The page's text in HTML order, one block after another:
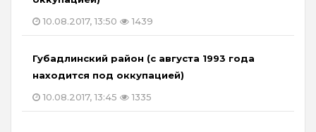
10.08.2017, 13:50
1439
Губадлинский район (с августа 1993 года
находится под оккупацией)
10.08.2017, 13:45
1335